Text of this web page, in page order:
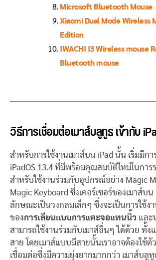
Microsoft Bluetooth Mouse
Xiaomi Dual Mode Wireless
Edition
IWACHI I3 Wireless mouse
Bluetooth mouse
วิธีการเชื่อมต่อเมาส์บลูทูธ เข้ากับ
สำหรับการใช้งานเมาส์บน iPad นั้น เริ่มมีก
iPadOS 13.4 ที่มีพร้อมคุณสมบัติใหม่ในการ
สำหรับใช้งานร่วมกับอุปกรณ์อย่าง Magic
Magic Keyboard ซึ่งเคอร์เซอร์ของเมาส์บ
ลักษณะเป็นวงกลมเล็กๆ ซึ่งจะเป็นการใช้ง
ของการเลียนแบบการแตะจอแทนนิ้ว และ
สามารถใช้งานร่วมกับเมาส์อื่นๆ ได้ด้วย ทั้ง
สาย โดยเมาส์แบบมีสายนั้นเราอาจต้องใช้ตั
เชื่อมต่อซึ่งมีความยุ่งยากมากกว่า เมาส์บลู